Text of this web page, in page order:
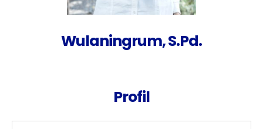
Wulaningrum, S.Pd.
Profil